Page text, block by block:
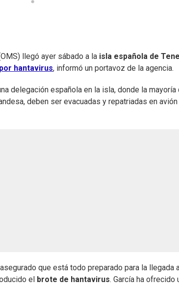
llegó ayer sábado a la isla española de
hantavirus, informó un portavoz de la agencia.
delegación española en la isla, donde la
deben ser evacuadas y repatriadas en
que está todo preparado para la llegada
el
brote de hantavirus. García ha ofrecido